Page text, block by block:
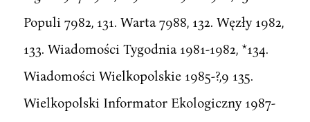
Populi 7982, 131. Warta 7988, 132. Węzły 1982,
133. Wiadomości Tygodnia 1981-1982, *134.
Wiadomości Wielkopolskie 1985-?,9 135.
Wielkopolski Informator Ekologiczny 1987-